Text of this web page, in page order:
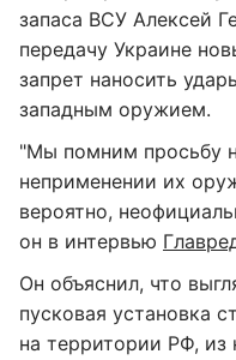
запаса ВСУ Алексей
передачу Украине
запрет наносить
западным оружием.
"Мы помним просьбу
неприменении их
вероятно,
он в интервью
Он объяснил, что
пусковая установка
на территории РФ, из